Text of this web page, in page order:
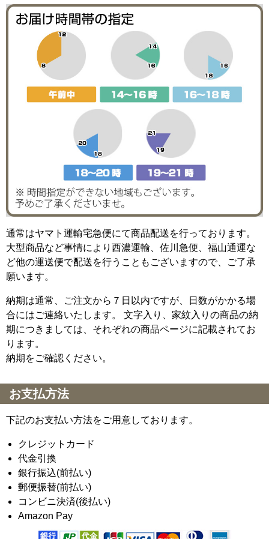
通常はヤマト運輸宅急便にて商品配送を行っております。
大型商品など事情により西濃運輸、佐川急便、福山通運な
ど他の運送便で配送を行うこともございますので、ご了承
願います。
納期は通常、ご注文から７日以内ですが、日数がかかる場
合にはご連絡いたします。 文字入り、家紋入りの商品の納
期につきましては、それぞれの商品ページに記載されてお
ります。
納期をご確認ください。
お支払方法
下記のお支払い方法をご用意しております。
クレジットカード
代金引換
銀行振込(前払い)
郵便振替(前払い)
コンビニ決済(後払い)
Amazon Pay